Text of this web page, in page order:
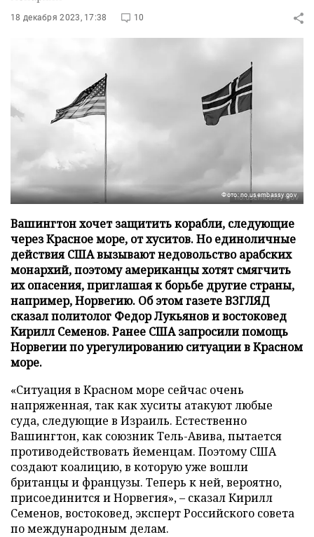
18 декабря 2023, 17:38 10
Фото: no.usembassy.gov
Вашингтон хочет защитить корабли, следующие
через Красное море, от хуситов. Но единоличные
действия США вызывают недовольство арабских
монархий, поэтому американцы хотят смягчить
их опасения, приглашая к борьбе другие страны,
например, Норвегию. Об этом газете ВЗГЛЯД
сказал политолог Федор Лукьянов и востоковед
Кирилл Семенов. Ранее США запросили помощь
Норвегии по урегулированию ситуации в Красном
море.
«Ситуация в Красном море сейчас очень
напряженная, так как хуситы атакуют любые
суда, следующие в Израиль. Естественно
Вашингтон, как союзник Тель-Авива, пытается
противодействовать йеменцам. Поэтому США
создают коалицию, в которую уже вошли
британцы и французы. Теперь к ней, вероятно,
присоединится и Норвегия», – сказал Кирилл
Семенов, востоковед, эксперт Российского совета
по международным делам.